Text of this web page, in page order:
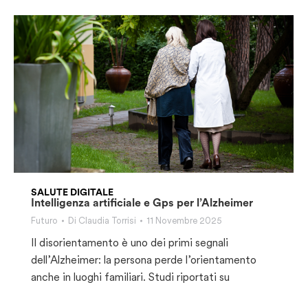
SALUTE DIGITALE
Intelligenza artificiale e Gps per l’Alzheimer
Futuro Di Claudia Torrisi 11 Novembre 2025
Il disorientamento è uno dei primi segnali
dell’Alzheimer: la persona perde l’orientamento
anche in luoghi familiari. Studi riportati su